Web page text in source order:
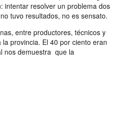
intentar resolver un problema dos
tuvo resultados, no es sensato.
entre productores, técnicos y
provincia. El 40 por ciento eran
nos demuestra que la